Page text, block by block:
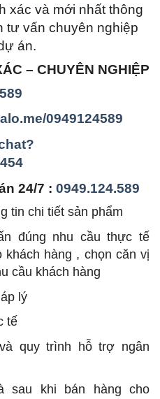
xác và mới nhất thông
tư vấn chuyên nghiệp
án.
– CHUYÊN NGHIỆP
0949124589
24/7 :0949.124.589
tin chi tiết sản phẩm
đúng nhu cầu thực tế
hàng , chọn căn vị
cầu khách hàng
lý
tế
quy trình hỗ trợ ngân
sau khi bán hàng cho